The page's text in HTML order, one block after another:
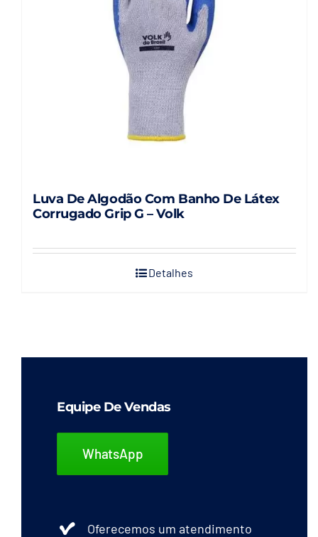
Luva De Algodão Com Banho De Látex
Corrugado Grip G – Volk
Detalhes
Equipe De Vendas
WhatsApp
Oferecemos um atendimento